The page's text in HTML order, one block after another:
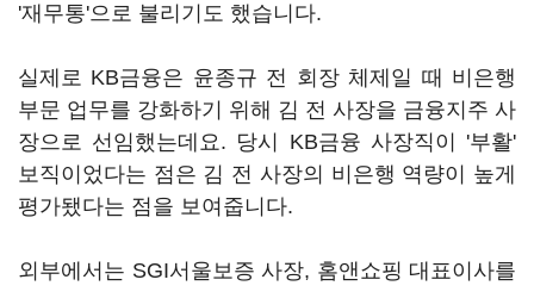
'재무통'으로 불리기도 했습니다.
실제로 KB금융은 윤종규 전 회장 체제일 때 비은행
부문 업무를 강화하기 위해 김 전 사장을 금융지주 사
장으로 선임했는데요. 당시 KB금융 사장직이 '부활'
보직이었다는 점은 김 전 사장의 비은행 역량이 높게
평가됐다는 점을 보여줍니다.
외부에서는 SGI서울보증 사장, 홈앤쇼핑 대표이사를